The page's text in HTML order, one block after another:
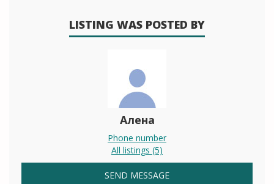
LISTING WAS POSTED BY
Aлена
Phone number
All listings (5)
SEND MESSAGE